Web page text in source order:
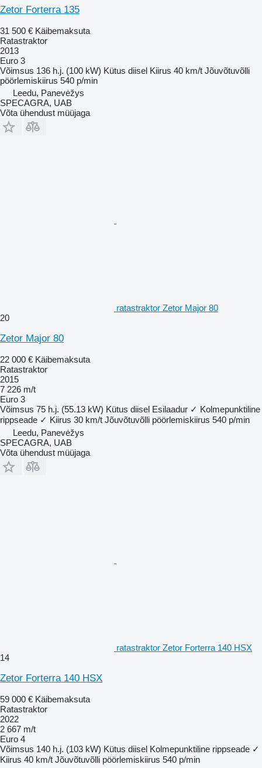
Zetor Forterra 135
31 500 € Käibemaksuta
Ratastraktor
2013
Euro 3
Võimsus 136 h.j. (100 kW) Kütus diisel Kiirus 40 km/t Jõuvõtuvõlli
pöörlemiskiirus 540 p/min
Leedu, Panevėžys
SPECAGRA, UAB
Võta ühendust müüjaga
ratastraktor Zetor Major 80
20
Zetor Major 80
22 000 € Käibemaksuta
Ratastraktor
2015
7 226 m/t
Euro 3
Võimsus 75 h.j. (55.13 kW) Kütus diisel Esilaadur ✓ Kolmepunktiline
rippseade ✓ Kiirus 30 km/t Jõuvõtuvõlli pöörlemiskiirus 540 p/min
Leedu, Panevėžys
SPECAGRA, UAB
Võta ühendust müüjaga
ratastraktor Zetor Forterra 140 HSX
14
Zetor Forterra 140 HSX
59 000 € Käibemaksuta
Ratastraktor
2022
2 667 m/t
Euro 4
Võimsus 140 h.j. (103 kW) Kütus diisel Kolmepunktiline rippseade ✓
Kiirus 40 km/t Jõuvõtuvõlli pöörlemiskiirus 540 p/min